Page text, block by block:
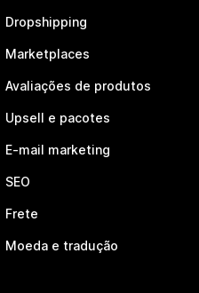
Dropshipping
Marketplaces
Avaliações de produtos
Upsell e pacotes
E-mail marketing
SEO
Frete
Moeda e tradução